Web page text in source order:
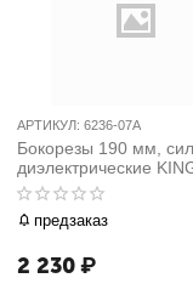
АРТИКУЛ: 6236-07A
Бокорезы 190 мм,
диэлектрические
6236-07A
предзаказ
2 230₽